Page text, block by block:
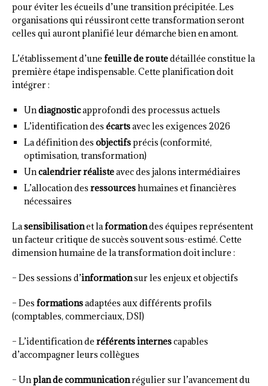
pour éviter les écueils d’une transition précipitée. Les
organisations qui réussiront cette transformation seront
celles qui auront planifié leur démarche bien en amont.
L’établissement d’une feuille de routedétaillée constitue la
première étape indispensable. Cette planification doit
intégrer :
Undiagnosticapprofondi des processus actuels
L’identification des écartsavec les exigences 2026
La définition des objectifsprécis (conformité,
optimisation, transformation)
Uncalendrier réalisteavec des jalons intermédiaires
L’allocation des ressourceshumaines et financières
nécessaires
Lasensibilisationet laformationdes équipes représentent
un facteur critique de succès souvent sous-estimé. Cette
dimension humaine de la transformation doit inclure :
– Des sessions d’informationsur les enjeux et objectifs
– Des formationsadaptées aux différents profils
(comptables, commerciaux, DSI)
– L’identification de référents internescapables
d’accompagner leurs collègues
– Unplan de communicationrégulier sur l’avancement du